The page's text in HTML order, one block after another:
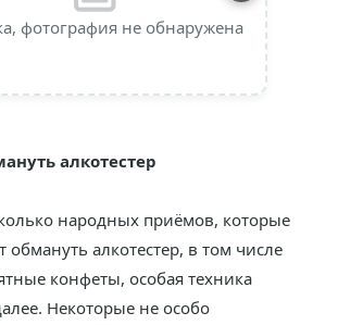
фотография не обнаружена
алкотестер
народных приёмов, которые
алкотестер, в том числе
конфеты, особая техника
Некоторые не особо